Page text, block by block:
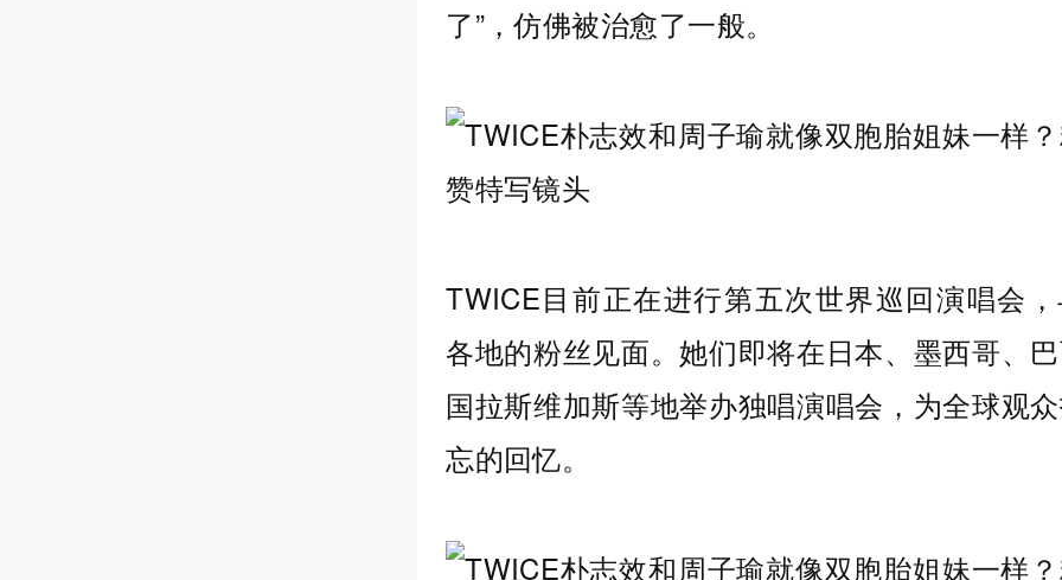
了”，仿佛被治愈了一般。
TWICE目前正在进行第五次世界巡回演唱会
各地的粉丝见面。她们即将在日本、墨西哥、
国拉斯维加斯等地举办独唱演唱会，为全球观
忘的回忆。